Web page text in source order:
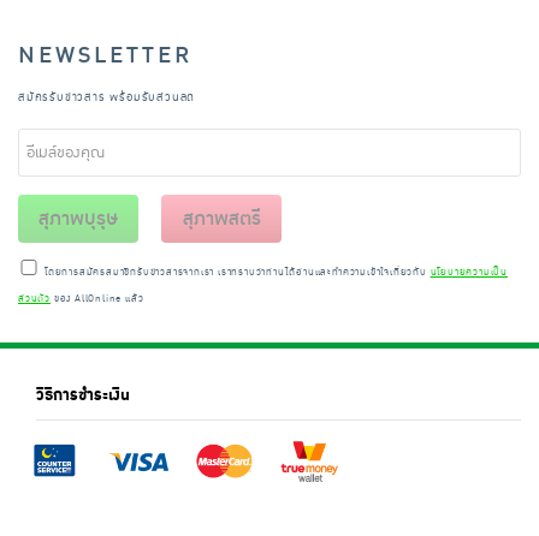
NEWSLETTER
สมัครรับข่าวสาร พร้อมรับส่วนลด
สุภาพบุรุษ สุภาพสตรี
โดยการสมัครสมาชิกรับข่าวสารจากเรา เราทราบว่าท่านได้อ่านและทำความเข้าใจเกี่ยวกับ นโยบายความเป็น
ส่วนตัว ของ AllOnline แล้ว
วิธีการชำระเงิน